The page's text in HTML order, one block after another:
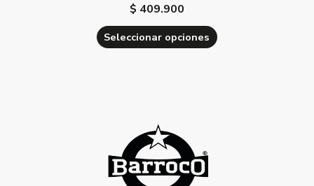
$ 409.900
Seleccionar opciones